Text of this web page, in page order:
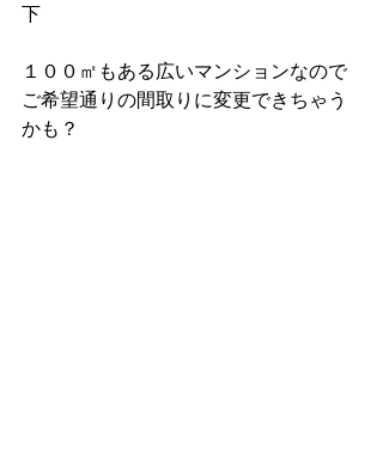
下
１００㎡もある広いマンションなので
ご希望通りの間取りに変更できちゃう
かも？